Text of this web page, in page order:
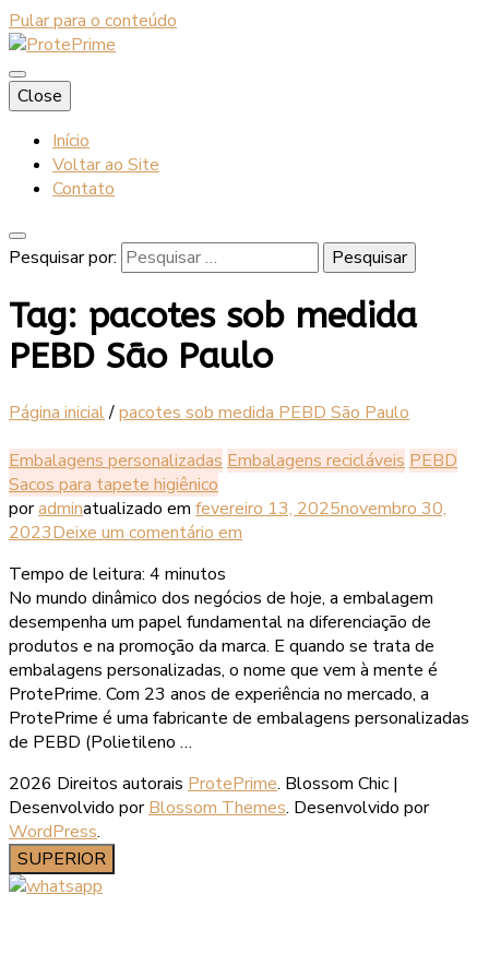
Pular para o conteúdo
ProtePrime
Blog
Close
Início
Voltar ao Site
Contato
Pesquisar por:
Tag: pacotes sob medida
PEBD São Paulo
Página inicial/pacotes sob medida PEBD São Paulo
Embalagens personalizadas Embalagens recicláveis PEBD
Sacos para tapete higiênico
poradminatualizado em fevereiro 13, 2025novembro 30,
2023Deixe um comentário em
Tempo de leitura: 4 minutos
No mundo dinâmico dos negócios de hoje, a embalagem
desempenha um papel fundamental na diferenciação de
produtos e na promoção da marca. E quando se trata de
embalagens personalizadas, o nome que vem à mente é
ProtePrime. Com 23 anos de experiência no mercado, a
ProtePrime é uma fabricante de embalagens personalizadas
de PEBD (Polietileno …
2026 Direitos autorais ProtePrime. Blossom Chic |
Desenvolvido porBlossom Themes. Desenvolvido por
WordPress.
SUPERIOR